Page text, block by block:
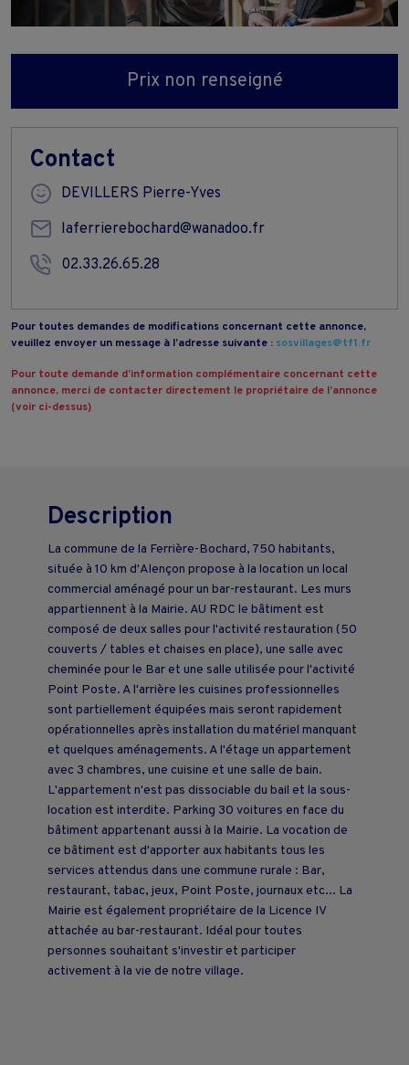
Prix non renseigné
Contact
DEVILLERS Pierre-Yves
laferrierebochard@wanadoo.fr
02.33.26.65.28
Pour toutes demandes de modifications concernant cette annonce,
veuillez envoyer un message à l’adresse suivante : sosvillages@tf1.fr
Pour toute demande d’information complémentaire concernant cette
annonce, merci de contacter directement le propriétaire de l’annonce
(voir ci-dessus)
Description
La commune de la Ferrière-Bochard, 750 habitants,
située à 10 km d'Alençon propose à la location un local
commercial aménagé pour un bar-restaurant. Les murs
appartiennent à la Mairie. AU RDC le bâtiment est
composé de deux salles pour l'activité restauration (50
couverts / tables et chaises en place), une salle avec
cheminée pour le Bar et une salle utilisée pour l'activité
Point Poste. A l'arrière les cuisines professionnelles
sont partiellement équipées mais seront rapidement
opérationnelles après installation du matériel manquant
et quelques aménagements. A l'étage un appartement
avec 3 chambres, une cuisine et une salle de bain.
L'appartement n'est pas dissociable du bail et la sous-
location est interdite. Parking 30 voitures en face du
bâtiment appartenant aussi à la Mairie. La vocation de
ce bâtiment est d'apporter aux habitants tous les
services attendus dans une commune rurale : Bar,
restaurant, tabac, jeux, Point Poste, journaux etc... La
Mairie est également propriétaire de la Licence IV
attachée au bar-restaurant. Idéal pour toutes
personnes souhaitant s'investir et participer
activement à la vie de notre village.